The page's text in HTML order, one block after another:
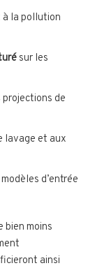
à la pollution
sur les
projections de
lavage et aux
d’entrée
bien moins
ainsi